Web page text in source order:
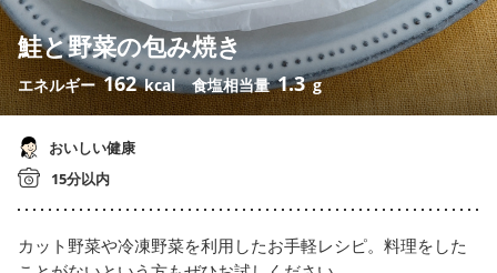
鮭と野菜の包み焼き
エネルギー 162 kcal 食塩相当量1.3 g
おいしい健康
15分以内
カット野菜や冷凍野菜を利用したお手軽レシピ。料理をした